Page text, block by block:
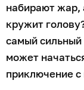
набирают жар,
кружит
самый сильный
может
приключение